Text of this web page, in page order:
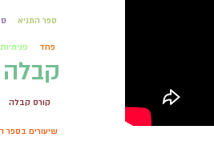
ספר התניא
פחד
קורס קבלה
שיעורים בספר